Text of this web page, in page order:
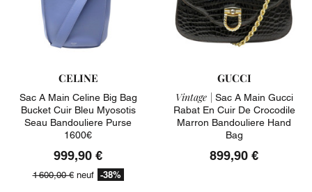
CELINE
Sac A Main Celine Big Bag
Bucket Cuir Bleu Myosotis
Seau Bandouliere Purse
1600€
999,90 €
1 600,00 €neuf -38%
GUCCI
Vintage | Sac A Main Gucci
Rabat En Cuir De Crocodile
Marron Bandouliere Hand
Bag
899,90 €